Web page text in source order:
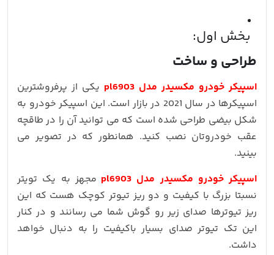
بخش اول:
طراحی و ساخت
اسپیکر خودرو مکسیدر مدل pl6903
یکی از پرفروشترین
اسپیکرها در سال 2021 در بازار است. این اسپیکر خودرو به
شکل بیضی طراحی شده است که می توانید آن را در طاقچه
عقب خودروتان نصب کنید. همانطور که در تصویر می
بینید.
اسپیکر خودرو مکسیدر مدل pl6903
مجهز به یک تویتر
نسبتا بزرگ با کیفیت و دو ریز تیوتر کوچک هست که این
ریز تیوترها صدای زیر رو گوش شما می رسانند و در کنار
این تک تیوتر صدای بسیار باکیفیت را به دنبال خواهد
داشت.